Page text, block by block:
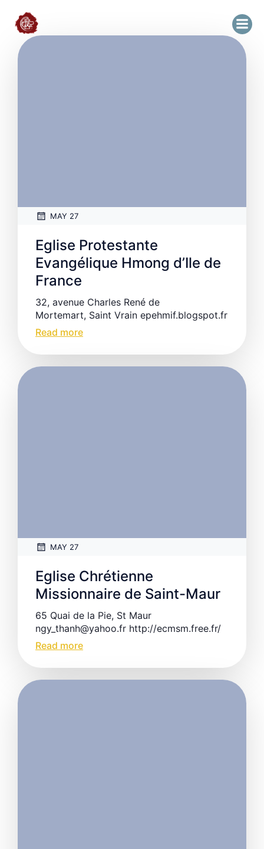
MAY 27
Eglise Protestante
Evangélique Hmong d’Ile de
France
32, avenue Charles René de
Mortemart, Saint Vrain epehmif.blogspot.fr
Read more
MAY 27
Eglise Chrétienne
Missionnaire de Saint-Maur
65 Quai de la Pie, St Maur
ngy_thanh@yahoo.fr http://ecmsm.free.fr/
Read more